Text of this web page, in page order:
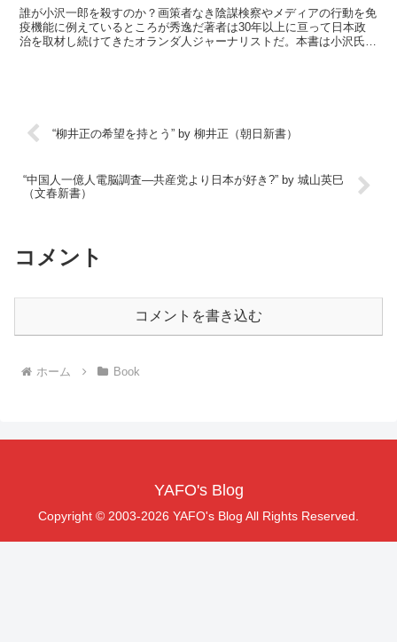
誰が小沢一郎を殺すのか？画策者なき陰謀検察やメディアの行動を免
疫機能に例えているところが秀逸だ著者は30年以上に亘って日本政
治を取材し続けてきたオランダ人ジャーナリストだ。本書は小沢氏を
“柳井正の希望を持とう” by 柳井正（朝日新書）
“中国人一億人電脳調査―共産党より日本が好き?” by 城山英巳
（文春新書）
コメント
コメントを書き込む
ホーム Book
YAFO's Blog
Copyright © 2003-2026 YAFO's Blog All Rights Reserved.